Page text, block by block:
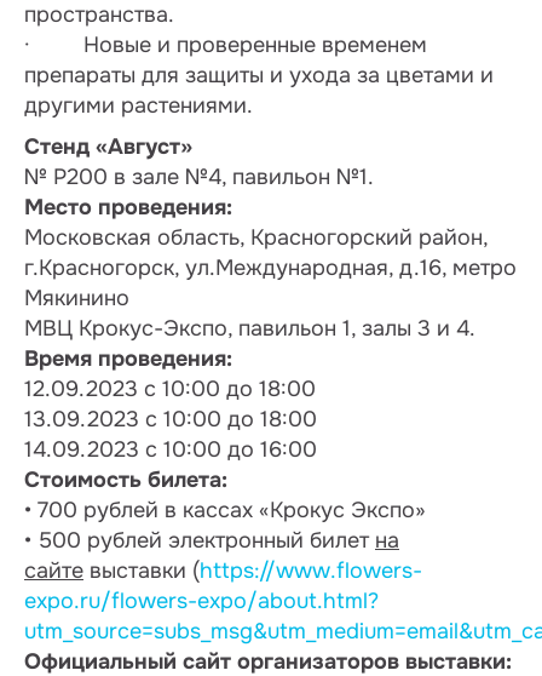
пространства.
· Новые и проверенные временем
препараты для защиты и ухода за цветами и
другими растениями.
Стенд «Август»
№ Р200 в зале №4, павильон №1.
Место проведения:
Московская область, Красногорский район,
г.Красногорск, ул.Международная, д.16, метро
Мякинино
МВЦ Крокус-Экспо, павильон 1, залы 3 и 4.
Время проведения:
12.09.2023 с 10:00 до 18:00
13.09.2023 с 10:00 до 18:00
14.09.2023 с 10:00 до 16:00
Стоимость билета:
• 700 рублей в кассах «Крокус Экспо»
• 500 рублей электронный билет на
сайте выставки (https://www.flowers-
expo.ru/flowers-expo/about.html?
Официальный сайт организаторов выставки: